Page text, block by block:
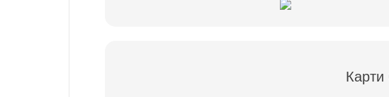
Карти